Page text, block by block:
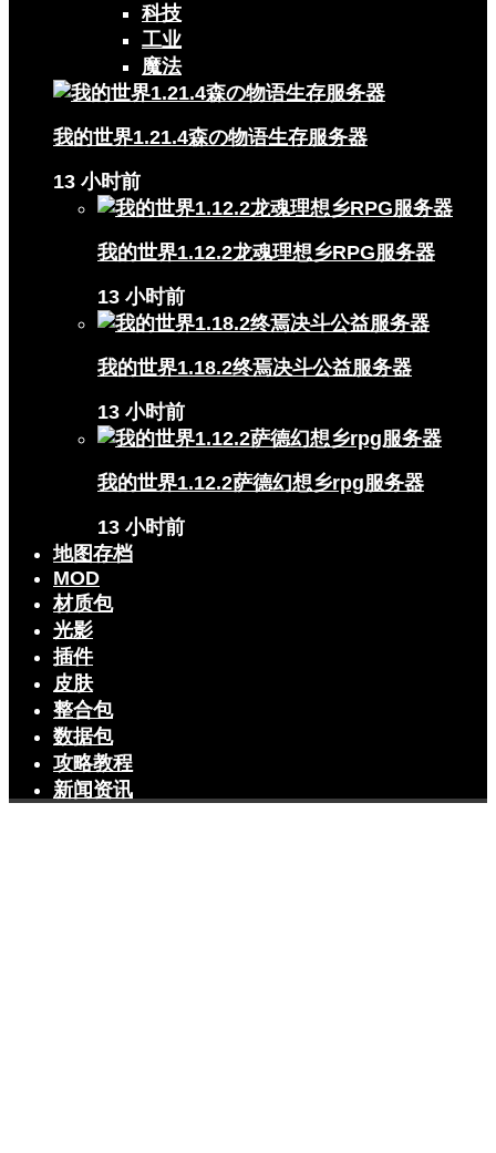
科技
工业
魔法
我的世界1.21.4森の物语生存服务器
13 小时前
我的世界1.12.2龙魂理想乡RPG服务器
13 小时前
我的世界1.18.2终焉决斗公益服务器
13 小时前
我的世界1.12.2萨德幻想乡rpg服务器
13 小时前
地图存档
MOD
材质包
光影
插件
皮肤
整合包
数据包
攻略教程
新闻资讯